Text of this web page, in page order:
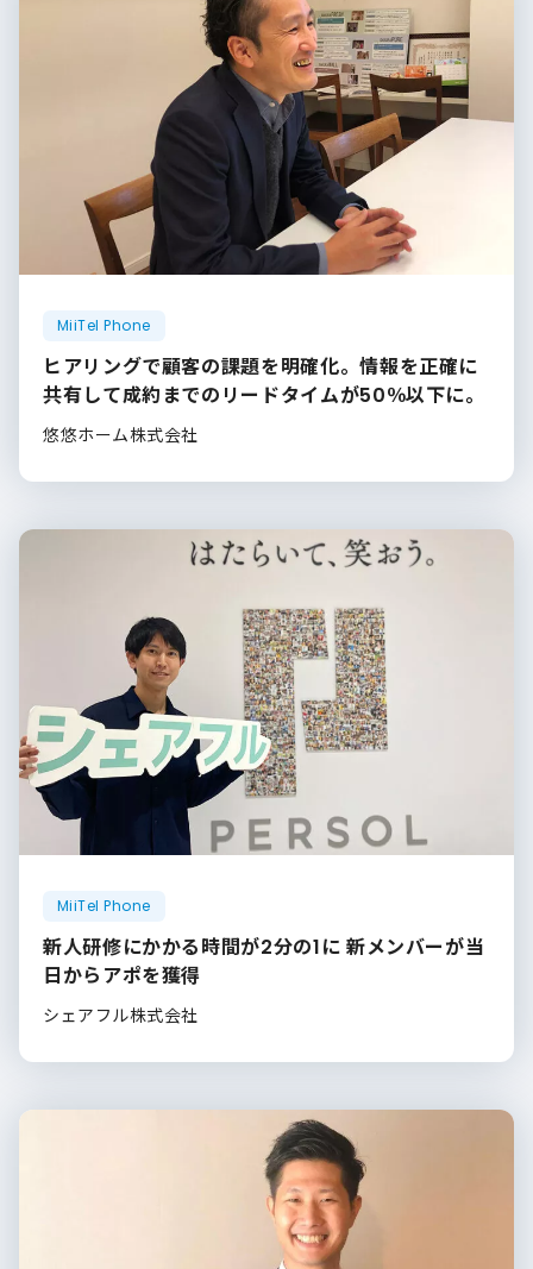
MiiTel Phone
ヒアリングで顧客の課題を明確化。情報を正確に
共有して成約までのリードタイムが50％以下に。
悠悠ホーム株式会社
MiiTel Phone
新人研修にかかる時間が2分の1に 新メンバーが当
日からアポを獲得
シェアフル株式会社